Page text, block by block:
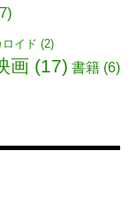
イド (2)
画 (17) 書籍 (6)